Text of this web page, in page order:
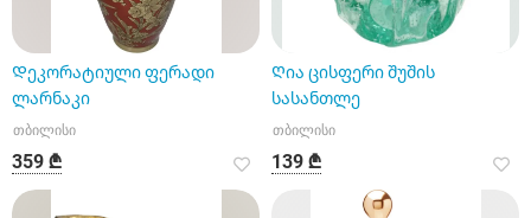
Დეკორატიული ფერადი
ლარნაკი
თბილისი
359 ₾
Ღია ცისფერი შუშის
სასანთლე
თბილისი
139 ₾